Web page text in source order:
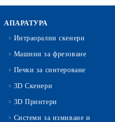
АПАРАТУРА
Интраорални скенери
Машини за фрезоване
Печки за синтероване
3D Скенери
3D Принтери
Системи за измиване и